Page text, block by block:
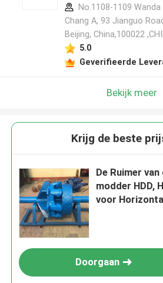
No.1108-1109 Wanda
Chang A, 93 Jianguo
Beijing, China,100022
5.0
Geverifieerde
Bekijk meer
Krijg de beste
De Ruimer
modder HDD,
voor
Doorgaan